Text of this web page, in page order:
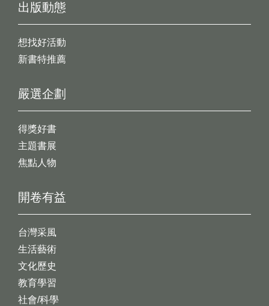
出版動態
想找好活動
新書特推薦
開卷有益
台灣采風
生活藝術
文化歷史
教育學習
社會/科學
嚴選企劃
得獎好書
主題書展
焦點人物